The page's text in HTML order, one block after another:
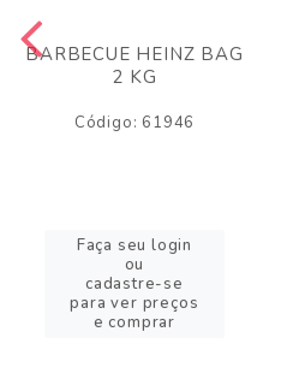
BARBECUE HEINZ BAG
2 KG
Código: 61946
Faça seu login
ou
cadastre-se
para ver preços
e comprar